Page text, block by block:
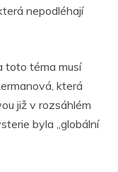
nepodléhají
toto téma musí
která
již v rozsáhlém
byla „globální